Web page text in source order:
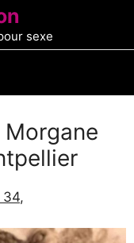
sexe
34,